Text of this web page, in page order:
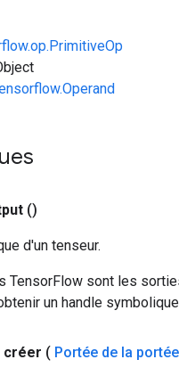
()
d'un tenseur.
TensorFlow sont les
un handle
créer ( Portée de la portée